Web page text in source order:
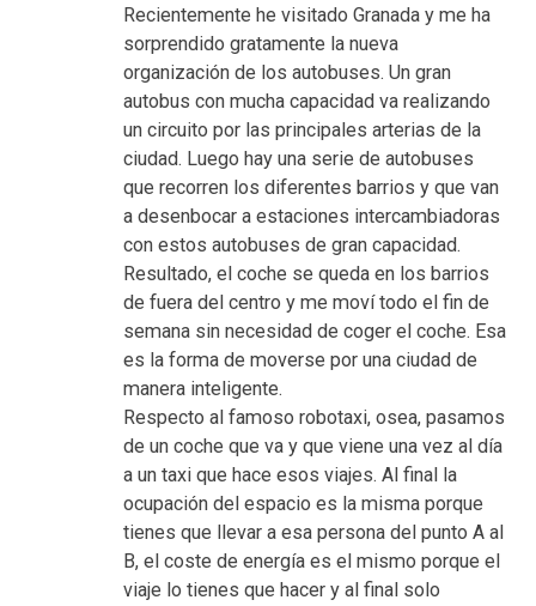
Recientemente he visitado Granada y me ha
sorprendido gratamente la nueva
organización de los autobuses. Un gran
autobus con mucha capacidad va realizando
un circuito por las principales arterias de la
ciudad. Luego hay una serie de autobuses
que recorren los diferentes barrios y que van
a desenbocar a estaciones intercambiadoras
con estos autobuses de gran capacidad.
Resultado, el coche se queda en los barrios
de fuera del centro y me moví todo el fin de
semana sin necesidad de coger el coche. Esa
es la forma de moverse por una ciudad de
manera inteligente.
Respecto al famoso robotaxi, osea, pasamos
de un coche que va y que viene una vez al día
a un taxi que hace esos viajes. Al final la
ocupación del espacio es la misma porque
tienes que llevar a esa persona del punto A al
B, el coste de energía es el mismo porque el
viaje lo tienes que hacer y al final solo